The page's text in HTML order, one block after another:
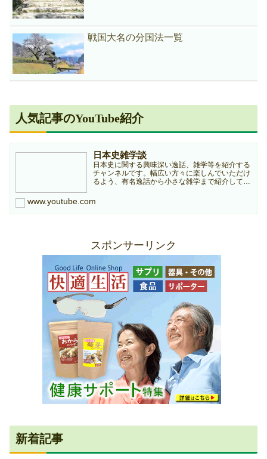
戦国大名の分国法一覧
人気記事のYouTube紹介
日本史雑学談
日本史に関する興味深い逸話、雑学等を紹介する
チャンネルです。幅広い方々に楽しんでいただけ
るよう、有名逸話から小さな雑学まで紹介してい
ンネルは個人ブログ『日本史雑学庵』の記事を元
に作成していますので...
www.youtube.com
スポンサーリンク
新着記事